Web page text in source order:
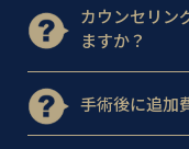
カウンセリン
ますか？
手術後に追加